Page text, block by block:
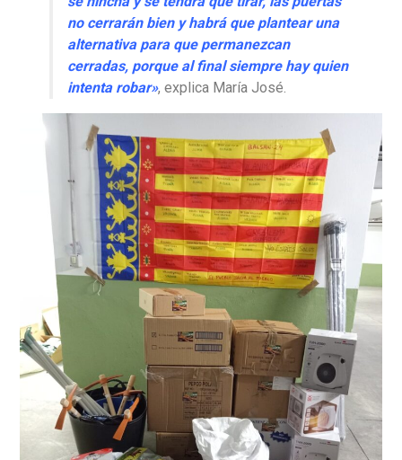
no cerrarán bien y habrá que plantear una
alternativa para que permanezcan
cerradas, porque al final siempre hay quien
intenta robar», explica María José.